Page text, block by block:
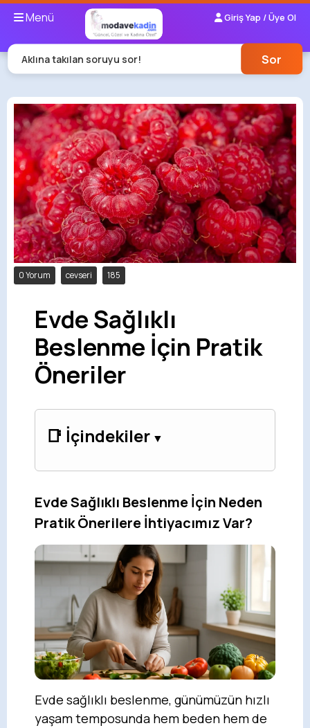
Menü Giriş Yap / Üye Ol
Aklına takılan soruyu sor! Sor
0 Yorum cevseri 185
Evde Sağlıklı
Beslenme İçin Pratik
Öneriler
📑 İçindekiler
Evde Sağlıklı Beslenme İçin Neden
Pratik Önerilere İhtiyacımız Var?
Evde sağlıklı beslenme, günümüzün hızlı
yaşam temposunda hem beden hem de